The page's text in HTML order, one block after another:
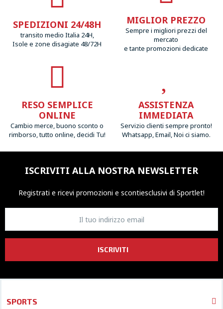
SPEDIZIONI 24/48H
transito medio Italia 24H,
Isole e zone disagiate 48/72H
MIGLIOR PREZZO
Sempre i migliori prezzi del
mercato
e tante promozioni dedicate
RESO SEMPLICE
ONLINE
Cambio merce, buono sconto o
rimborso, tutto online, decidi Tu!
ASSISTENZA
IMMEDIATA
Servizio clienti sempre pronto!
Whatsapp, Email, Noi ci siamo.
ISCRIVITI ALLA NOSTRA NEWSLETTER
Registrati e ricevi promozioni e scontiesclusivi di Sportlet!
ISCRIVITI
SPORTS